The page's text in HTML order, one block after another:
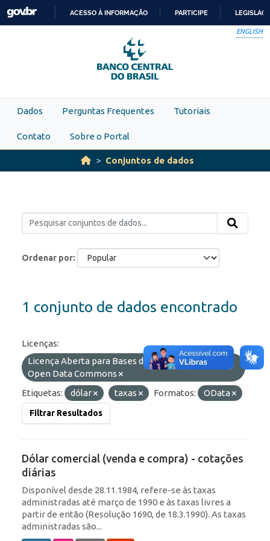
Skip to main content
PARA
O
CONTEÚDO
ACESSO À INFORMAÇÃO PARTICIPE
ENGLISH
Dados Perguntas Frequentes Tutoriais
Contato Sobre o Portal
Conjuntos de dados
Ordenar por
1 conjunto de dados encontrado
Licenças:
Licença Aberta para Bases de Dados (ODbL) do
Open Data Commons
Etiquetas:
dólar taxas Formatos: OData
Filtrar Resultados
Dólar comercial (venda e compra) - cotações
diárias
Disponível desde 28.11.1984, refere-se às taxas
administradas até março de 1990 e às taxas livres a
partir de então (Resolução 1690, de 18.3.1990). As taxas
administradas são...